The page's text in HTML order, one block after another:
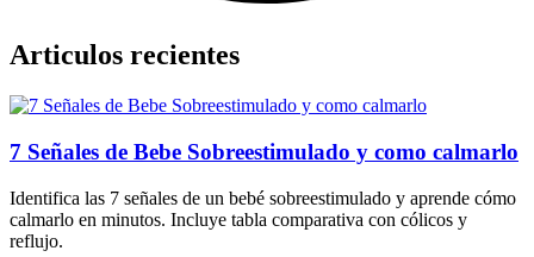
Articulos recientes
7 Señales de Bebe Sobreestimulado y como calmarlo
Identifica las 7 señales de un bebé sobreestimulado y aprende cómo
calmarlo en minutos. Incluye tabla comparativa con cólicos y
reflujo.